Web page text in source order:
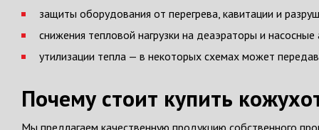
защиты оборудования от перегрева, кавитации и
снижения тепловой нагрузки на деаэраторы и насосные
утилизации тепла — в некоторых схемах может
Почему стоит купить
Мы предлагаем качественную продукцию собственного